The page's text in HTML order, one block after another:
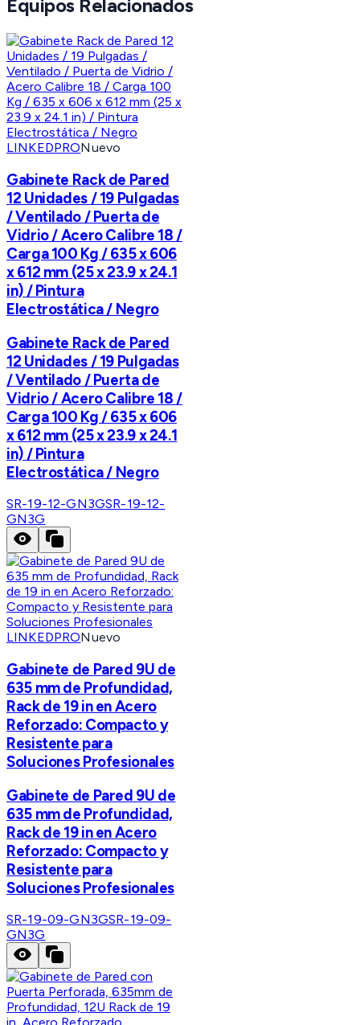
Equipos Relacionados
LINKEDPRONuevo
Gabinete Rack de Pared
12 Unidades / 19 Pulgadas
/ Ventilado / Puerta de
Vidrio / Acero Calibre 18 /
Carga 100 Kg / 635 x 606
x 612 mm (25 x 23.9 x 24.1
in) / Pintura
Electrostática / Negro
Gabinete Rack de Pared
12 Unidades / 19 Pulgadas
/ Ventilado / Puerta de
Vidrio / Acero Calibre 18 /
Carga 100 Kg / 635 x 606
x 612 mm (25 x 23.9 x 24.1
in) / Pintura
Electrostática / Negro
SR-19-12-GN3GSR-19-12-
GN3G
LINKEDPRONuevo
Gabinete de Pared 9U de
635 mm de Profundidad,
Rack de 19 in en Acero
Reforzado: Compacto y
Resistente para
Soluciones Profesionales
Gabinete de Pared 9U de
635 mm de Profundidad,
Rack de 19 in en Acero
Reforzado: Compacto y
Resistente para
Soluciones Profesionales
SR-19-09-GN3GSR-19-09-
GN3G